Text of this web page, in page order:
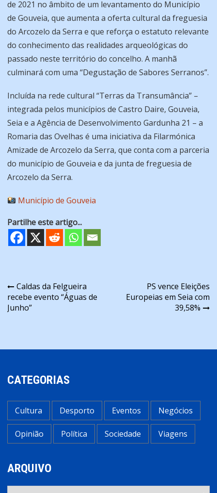
de 2021 no âmbito de um levantamento do Município
de Gouveia, que aumenta a oferta cultural da freguesia
do Arcozelo da Serra e que reforça o estatuto relevante
do conhecimento das realidades arqueológicas do
passado neste território do concelho. A manhã
culminará com uma “Degustação de Sabores Serranos”.
Incluída na rede cultural “Terras da Transumância” –
integrada pelos municípios de Castro Daire, Gouveia,
Seia e a Agência de Desenvolvimento Gardunha 21 – a
Romaria das Ovelhas é uma iniciativa da Filarmónica
Amizade de Arcozelo da Serra, que conta com a parceria
do município de Gouveia e da junta de freguesia de
Arcozelo da Serra.
Município de Gouveia
Partilhe este artigo...
Navegação
de
Caldas da Felgueira
recebe evento “Águas de
Junho”
PS vence Eleições
Europeias em Seia com
39,58%
CATEGORIAS
Cultura Desporto Eventos Negócios
Opinião Política Sociedade Viagens
ARQUIVO
Arquivo